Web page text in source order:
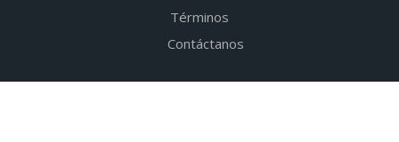
Términos
Contáctanos